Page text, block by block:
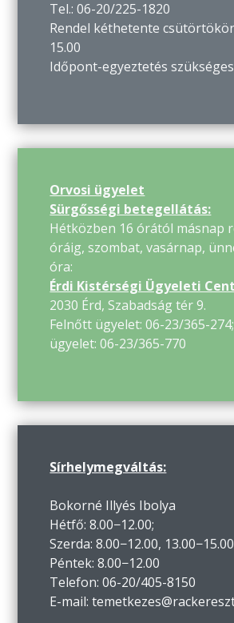
Tel.: 06-20/225-1820
Rendel kéthetente
15.00
Időpont-egyeztetés
Orvosi ügyelet
Sürgősségi betegellátás:
Hétközben 16 órától másnap
óráig, szombat, vasárnap,
óra:
Érdi Kistérségi Ügyeleti
2030 Érd, Szabadság tér 9.
Felnőtt ügyelet: 06-23/365-
ügyelet: 06-23/365-770
Sírhelymegváltás:
Bokorné Illyés Ibolya
Hétfő: 8.00−12.00;
Szerda: 8.00−12.00, 13.00−15.00
Péntek: 8.00−12.00
Telefon: 06-20/405-8150
E-mail: